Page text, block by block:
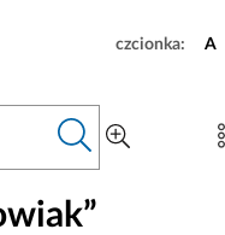
czcionka: A